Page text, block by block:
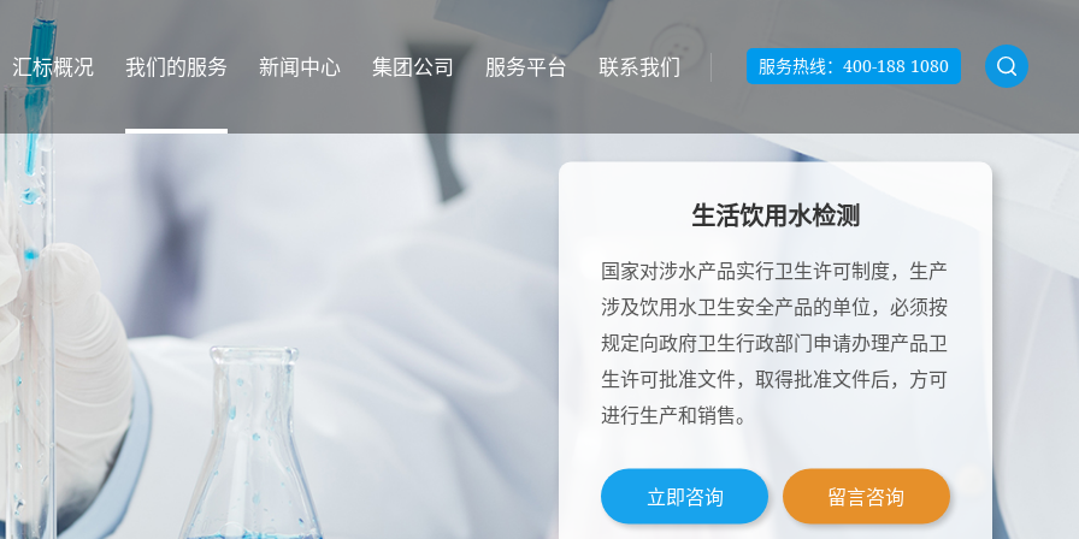
汇标概况 我们的服务 新闻中心 集团公司 服务平台 联系我们 服务热线： 400-188 1080
生活饮用水检测
国家对涉水产品实行卫生许可制度，生产
涉及饮用水卫生安全产品的单位，必须按
规定向政府卫生行政部门申请办理产品卫
生许可批准文件，取得批准文件后，方可
进行生产和销售。
立即咨询 留言咨询